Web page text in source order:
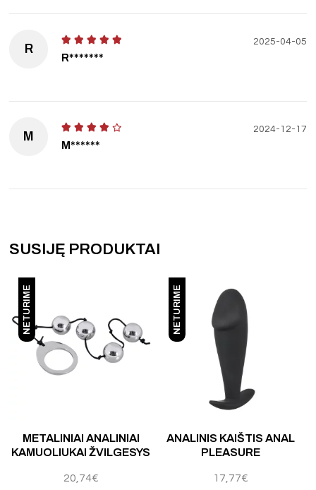
R
R*******
2025-04-05
M
M******
2024-12-17
SUSIJĘ PRODUKTAI
NETURIME
METALINIAI ANALINIAI
KAMUOLIUKAI ŽVILGESYS
20,74€
NETURIME
ANALINIS KAIŠTIS ANAL
PLEASURE
17,77€
Įvertinimas:4.00iš 5Įvertinimas:5.00iš 5